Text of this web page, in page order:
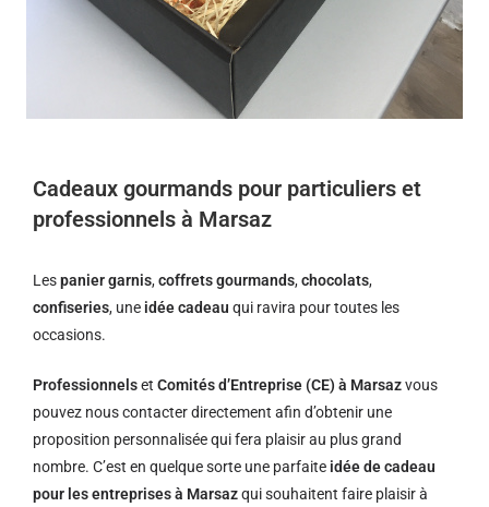
Cadeaux gourmands pour particuliers et
professionnels à Marsaz
Lespanier garnis,coffrets gourmands,chocolats,
confiseries, une idée cadeau qui ravira pour toutes les
occasions.
Professionnelset Comités d’Entreprise (CE) à Marsazvous
pouvez nous contacter directement afin d’obtenir une
proposition personnalisée qui fera plaisir au plus grand
nombre. C’est en quelque sorte une parfaite idée de cadeau
pour les entreprises à Marsazqui souhaitent faire plaisir à